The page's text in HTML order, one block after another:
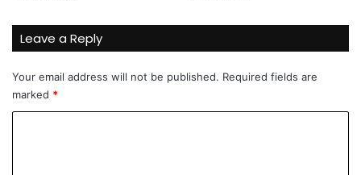
j
a
p
a
a
n
u
Leave a Reply
Your email address will not be published. Required fields are
marked *